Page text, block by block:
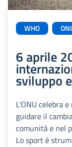
WHO
6 aprile
sviluppo
L'ONU celebra
guidare il
comunità e nel
Lo sport è